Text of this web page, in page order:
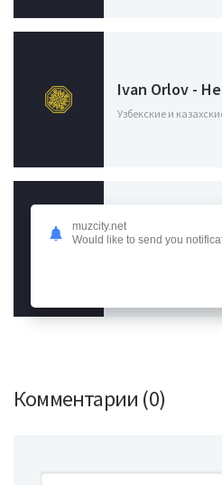
Ivan Orlov -
Узбекские и
Карина
позвонишь и
Комментарии (0)
muzcity.net
Would like to send you